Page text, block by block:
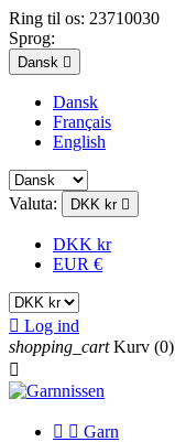
Ring til os: 23710030
Sprog:
Dansk 
Dansk
Français
English
Valuta: DKK kr 
DKK kr
EUR €
 Log ind
shopping_cart Kurv (0)

  Garn